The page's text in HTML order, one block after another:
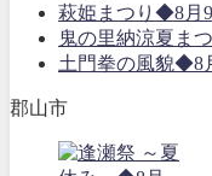
萩姫まつり◆8月
鬼の里納涼夏ま
土門拳の風貌◆8
郡山市